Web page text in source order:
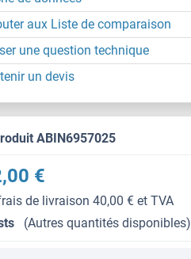
aux Liste de comparaison
une question technique
un devis
ABIN6957025
€
de livraison 40,00 € et TVA
(Autres quantités disponibles)